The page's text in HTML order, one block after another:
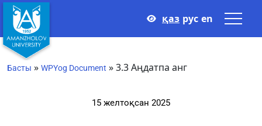
қаз рус en
Басты » WPYog Document »3.3 Аңдатпа анг
15 желтоқсан 2025